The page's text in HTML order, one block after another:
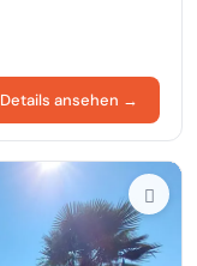
Details ansehen →